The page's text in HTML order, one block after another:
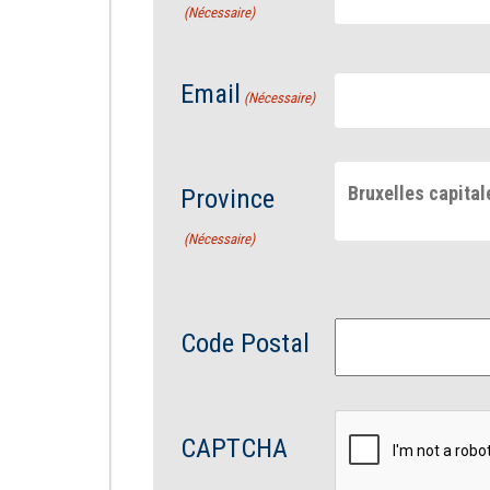
(Nécessaire)
Email (Nécessaire)
Province
(Nécessaire)
Bruxelles
Code Postal
CAPTCHA